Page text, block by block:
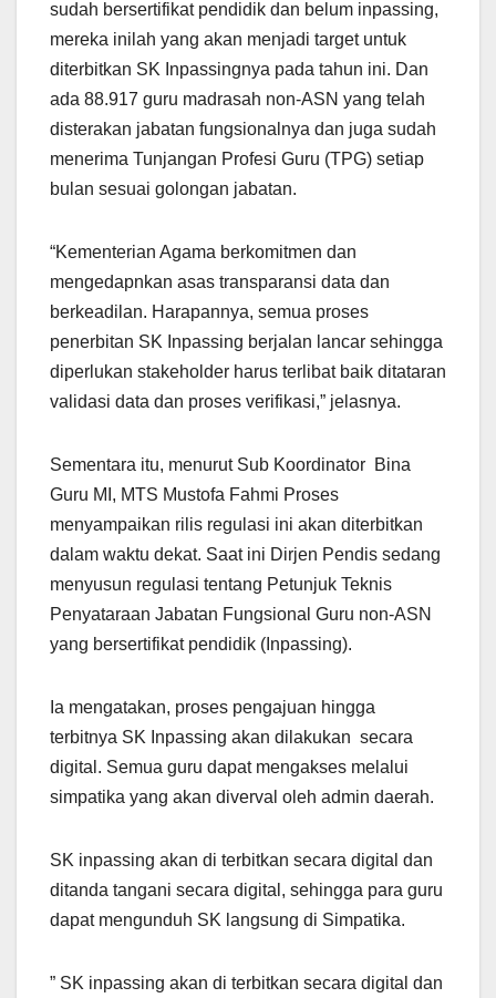
sudah bersertifikat pendidik dan belum inpassing,
mereka inilah yang akan menjadi target untuk
diterbitkan SK Inpassingnya pada tahun ini. Dan
ada 88.917 guru madrasah non-ASN yang telah
disterakan jabatan fungsionalnya dan juga sudah
menerima Tunjangan Profesi Guru (TPG) setiap
bulan sesuai golongan jabatan.
“Kementerian Agama berkomitmen dan
mengedapnkan asas transparansi data dan
berkeadilan. Harapannya, semua proses
penerbitan SK Inpassing berjalan lancar sehingga
diperlukan stakeholder harus terlibat baik ditataran
validasi data dan proses verifikasi,” jelasnya.
Sementara itu, menurut Sub Koordinator Bina
Guru MI, MTS Mustofa Fahmi Proses
menyampaikan rilis regulasi ini akan diterbitkan
dalam waktu dekat. Saat ini Dirjen Pendis sedang
menyusun regulasi tentang Petunjuk Teknis
Penyataraan Jabatan Fungsional Guru non-ASN
yang bersertifikat pendidik (Inpassing).
Ia mengatakan, proses pengajuan hingga
terbitnya SK Inpassing akan dilakukan secara
digital. Semua guru dapat mengakses melalui
simpatika yang akan diverval oleh admin daerah.
SK inpassing akan di terbitkan secara digital dan
ditanda tangani secara digital, sehingga para guru
dapat mengunduh SK langsung di Simpatika.
” SK inpassing akan di terbitkan secara digital dan